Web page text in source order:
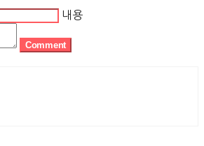
내용
Comment